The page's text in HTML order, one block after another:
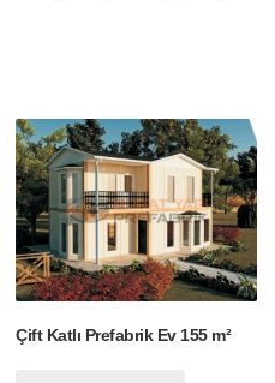
Çift Katlı Prefabrik Ev 155 m²